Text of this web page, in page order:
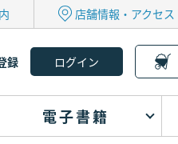
店舗情報・アクセス
録
電子書籍